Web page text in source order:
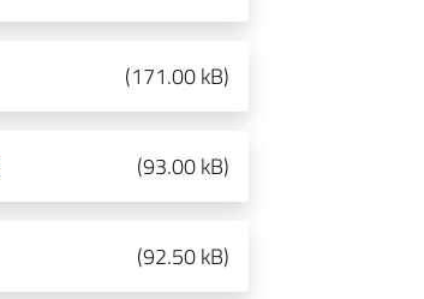
(171.00 kB)
(93.00 kB)
(92.50 kB)